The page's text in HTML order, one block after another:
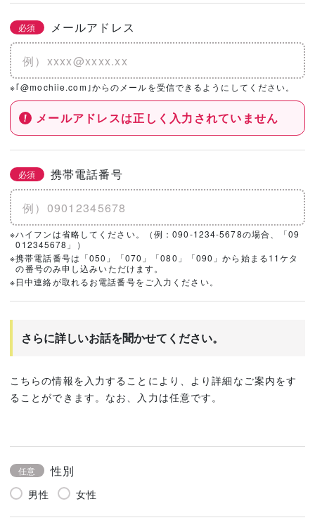
必須 メールアドレス
※｢@mochiie.com｣からのメールを受信できるようにしてください。
メールアドレスは正しく入力されていません
必須 携帯電話番号
※ハイフンは省略してください。（例：090-1234-5678の場合、「09
012345678」）
※携帯電話番号は「050」「070」「080」「090」から始まる11ケタ
の番号のみ申し込みいただけます。
※日中連絡が取れるお電話番号をご入力ください。
さらに詳しいお話を聞かせてください。
こちらの情報を入力することにより、より詳細なご案内をす
ることができます。なお、入力は任意です。
任意 性別
男性 女性